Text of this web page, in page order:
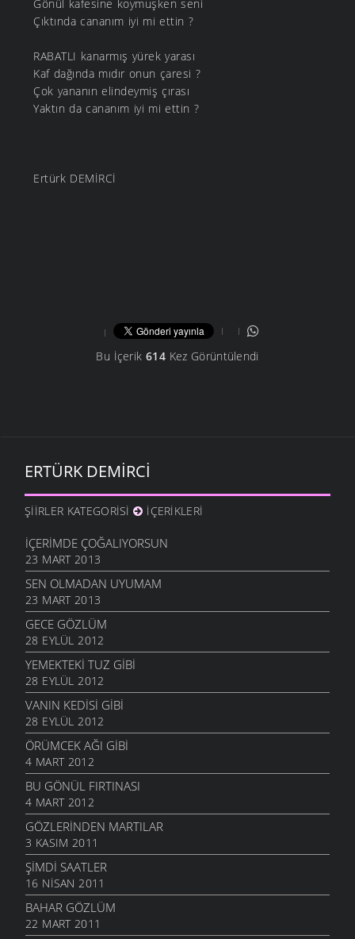
Gönül kafesine koymuşken seni
Çıktında cananım iyi mi ettin ?
RABATLI kanarmış yürek yarası
Kaf dağında mıdır onun çaresi ?
Çok yananın elindeymiş çırası
Yaktın da cananım iyi mi ettin ?
Ertürk DEMİRCİ
Bu İçerik 614Kez Görüntülendi
ERTÜRK DEMIRCI
ŞIIRLER KATEGORISI İÇERIKLERI
İÇERIMDE ÇOĞALIYORSUN
23 MART 2013
SEN OLMADAN UYUMAM
23 MART 2013
GECE GÖZLÜM
28 EYLÜL 2012
YEMEKTEKI TUZ GIBI
28 EYLÜL 2012
VANIN KEDISI GIBI
28 EYLÜL 2012
ÖRÜMCEK AĞI GIBI
4 MART 2012
BU GÖNÜL FIRTINASI
4 MART 2012
GÖZLERINDEN MARTILAR
3 KASIM 2011
ŞIMDI SAATLER
16 NISAN 2011
BAHAR GÖZLÜM
22 MART 2011